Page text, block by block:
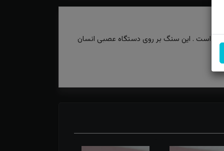
است . این سنگ بر روی دستگاه عصبی انسان